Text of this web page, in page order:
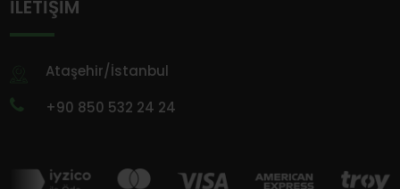
İLETIŞIM
Ataşehir/İstanbul
+90 850 532 24 24